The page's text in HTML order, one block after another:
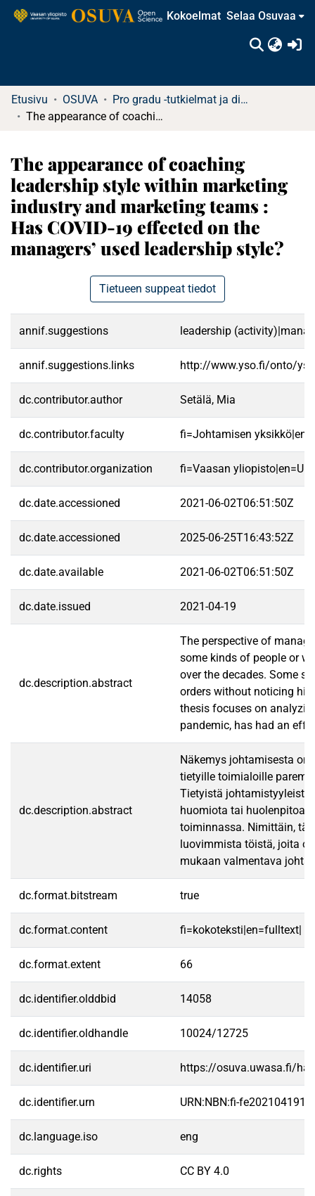
Kokoelmat Selaa Osuvaa
Etusivu OSUVA
Pro gradu -tutkielmat ja diplomityöt
The appearance of coaching leadership style within marketing industry and marketing teams : Has COVID-19 effected on the managers’ used leadership style?
The appearance of coaching
leadership style within marketing
industry and marketing teams :
Has COVID-19 effected on the
managers’ used leadership style?
Tietueen suppeat tiedot
annif.suggestions leadership
annif.suggestions.links http://www.yso.fi/onto/
dc.contributor.author Setälä, Mia
dc.contributor.faculty fi=Johtamisen
dc.contributor.organization fi=Vaasan
dc.date.accessioned 2021-06-02T06:51:50Z
dc.date.accessioned 2025-06-25T16:43:52Z
dc.date.available 2021-06-02T06:51:50Z
dc.date.issued 2021-04-19
dc.description.abstract
The perspective of
some kinds of people or
over the decades. Some
orders without noticing his
thesis focuses on
pandemic, has had an
dc.description.abstract
Näkemys johtamisesta
tietyille toimialoille
Tietyistä johtamistyyleistä
huomiota tai huolenpitoa.
toiminnassa. Nimittäin,
luovimmista töistä, joita
mukaan valmentava
dc.format.bitstream true
dc.format.content fi=kokoteksti|en=fulltext|
dc.format.extent 66
dc.identifier.olddbid 14058
dc.identifier.oldhandle 10024/12725
dc.identifier.uri https://osuva.uwasa.fi/
dc.identifier.urn URN:NBN:fi-
dc.language.iso eng
dc.rights CC BY 4.0